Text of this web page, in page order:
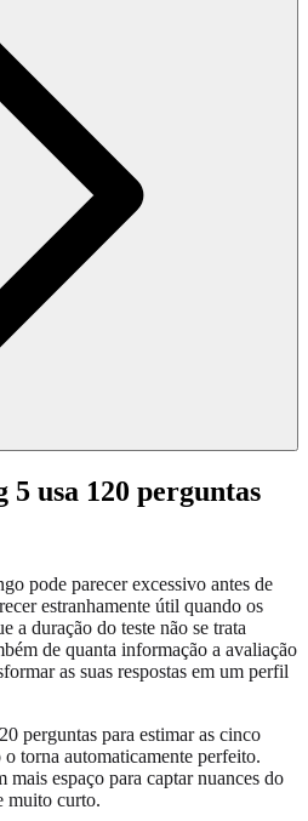
5 usa 120 perguntas
pode parecer excessivo antes de
estranhamente útil quando os
a duração do teste não se trata
de quanta informação a avaliação
as suas respostas em um perfil
perguntas para estimar as cinco
torna automaticamente perfeito.
espaço para captar nuances do
muito curto.